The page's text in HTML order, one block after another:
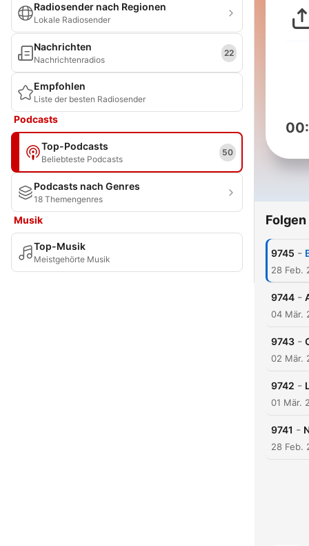
Radiosender nach Regionen
Lokale Radiosender
Nachrichten
Nachrichtenradios
22
Empfohlen
Liste der besten Radiosender
Podcasts
Top-Podcasts
Beliebteste Podcasts
50
Podcasts nach Genres
18 Themengenres
Musik
Top-Musik
Meistgehörte Musik
Folgen
9745 -
28 Feb.
9744 -
04 Mär.
9743 -
02 Mär.
9742 -
01 Mär.
9741 -
28 Feb.